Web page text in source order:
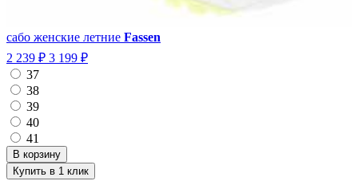
сабо женские летние Fassen
2 239 ₽ 3 199 ₽
37
38
39
40
41
Купить в 1 клик